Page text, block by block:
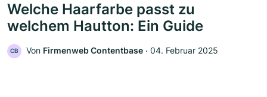
Welche Haarfarbe passt zu
welchem Hautton: Ein Guide
CB Von Firmenweb Contentbase ‧ 04. Februar 2025